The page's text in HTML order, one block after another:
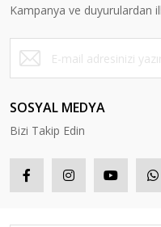
Kampanya ve duyurulardan
SOSYAL MEDYA
Bizi Takip Edin